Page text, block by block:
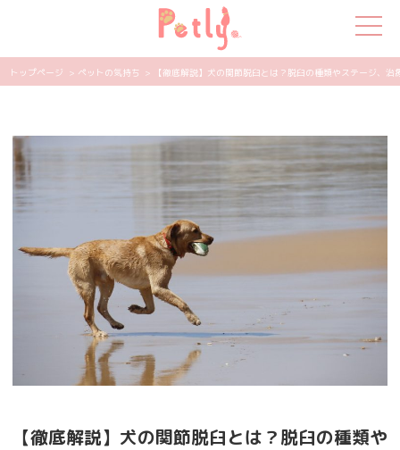
猫の特集
ペット用品
飼い主さんの悩み
知って得する
エンタメ
トップページ > ペットの気持ち > 【徹底解説】犬の関節脱臼とは？脱臼の種類やステージ、治
【徹底解説】犬の関節脱臼とは？脱臼の種類や